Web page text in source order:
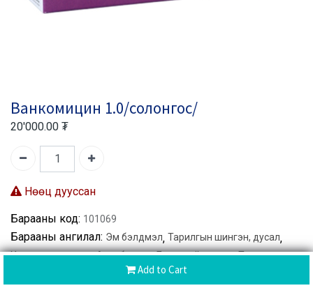
Add to Cart
Ванкомицин 1.0/солонгос/
20'000.00 ₮
Нөөц дууссан
Барааны код: 101069
Барааны ангилал: Эм бэлдмэл, Тарилгын шингэн, дусал,
Халдварын эсрэг, Антибиотик, Бактерийн эсрэг, Тариа